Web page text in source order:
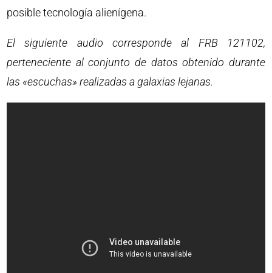
posible tecnología alienígena.
El siguiente audio corresponde al FRB 121102,
perteneciente al conjunto de datos obtenido durante
las «escuchas» realizadas a galaxias lejanas.